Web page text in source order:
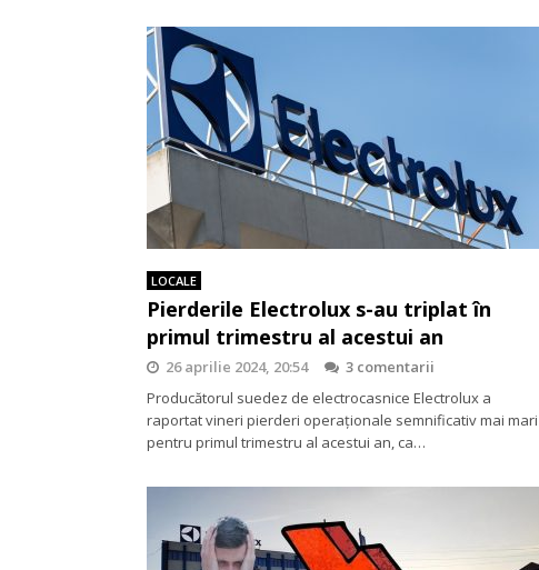
LOCALE
Pierderile Electrolux s-au triplat în
primul trimestru al acestui an
26 aprilie 2024, 20:54
3 comentarii
Producătorul suedez de electrocasnice Electrolux a
raportat vineri pierderi operaționale semnificativ mai mari
pentru primul trimestru al acestui an, ca…